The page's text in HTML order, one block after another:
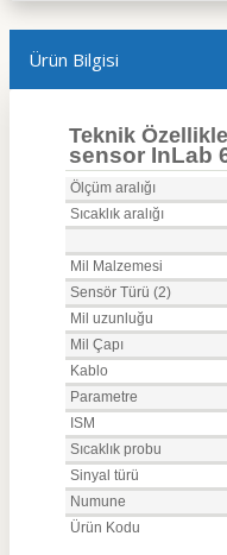
Ürün Bilgisi
Teknik
sensor InLab
Ölçüm aralığı
Sıcaklık aralığı
Mil Malzemesi
Sensör Türü (2)
Mil uzunluğu
Mil Çapı
Kablo
Parametre
ISM
Sıcaklık probu
Sinyal türü
Numune
Ürün Kodu